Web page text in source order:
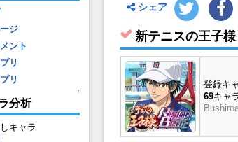
ジ
ント
リ
リ
↑
分析
キャラ
シェア
新テニスの王子
登録キ
69キャ